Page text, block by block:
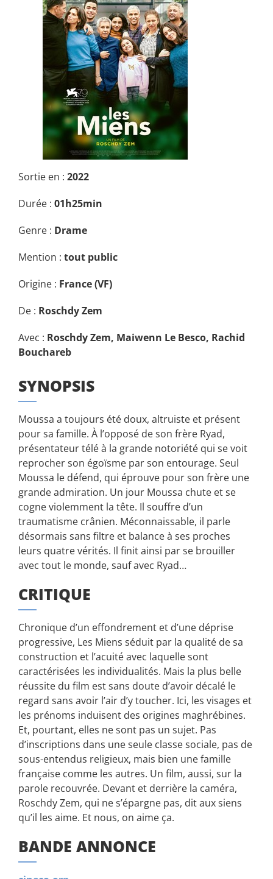
Sortie en : 2022
Durée : 01h25min
Genre : Drame
Mention : tout public
Origine : France (VF)
De : Roschdy Zem
Avec : Roschdy Zem, Maiwenn Le Besco, Rachid
Bouchareb
SYNOPSIS
Moussa a toujours été doux, altruiste et présent
pour sa famille. À l’opposé de son frère Ryad,
présentateur télé à la grande notoriété qui se voit
reprocher son égoïsme par son entourage. Seul
Moussa le défend, qui éprouve pour son frère une
grande admiration. Un jour Moussa chute et se
cogne violemment la tête. Il souffre d’un
traumatisme crânien. Méconnaissable, il parle
désormais sans filtre et balance à ses proches
leurs quatre vérités. Il finit ainsi par se brouiller
avec tout le monde, sauf avec Ryad…
CRITIQUE
Chronique d’un effondrement et d’une déprise
progressive, Les Miens séduit par la qualité de sa
construction et l’acuité avec laquelle sont
caractérisées les individualités. Mais la plus belle
réussite du film est sans doute d’avoir décalé le
regard sans avoir l’air d’y toucher. Ici, les visages et
les prénoms induisent des origines maghrébines.
Et, pourtant, elles ne sont pas un sujet. Pas
d’inscriptions dans une seule classe sociale, pas de
sous-entendus religieux, mais bien une famille
française comme les autres. Un film, aussi, sur la
parole recouvrée. Devant et derrière la caméra,
Roschdy Zem, qui ne s’épargne pas, dit aux siens
qu’il les aime. Et nous, on aime ça.
BANDE ANNONCE